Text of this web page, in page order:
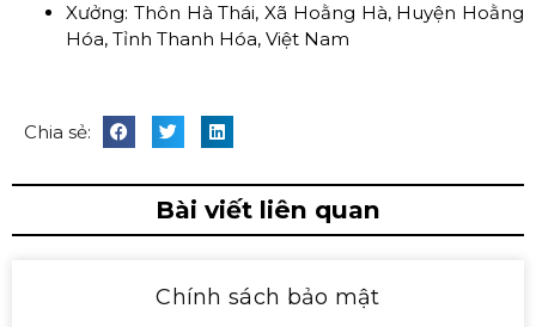
Xưởng: Thôn Hà Thái, Xã Hoằng Hà, Huyện Hoằng
Hóa, Tỉnh Thanh Hóa, Việt Nam
Chia sẻ:
Bài viết liên quan
Chính sách bảo mật